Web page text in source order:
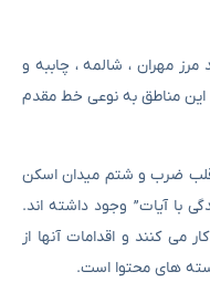
مرز مهران ، شالمه ، چاببه و
مناطق به نوعی خط مقدم
قلب ضرب و شتم میدان اسکن
با آیات” وجود داشته اند.
می کنند و اقدامات آنها از
های محتوا است.